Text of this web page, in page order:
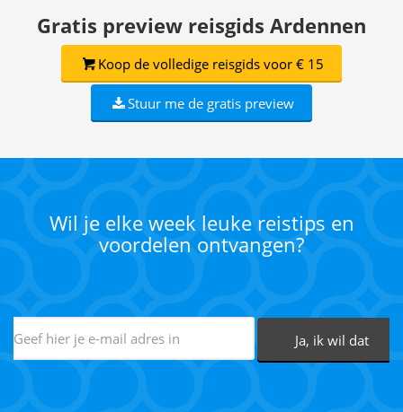
Gratis preview reisgids Ardennen
Koop de volledige reisgids voor € 15
Stuur me de gratis preview
Wil je elke week leuke reistips en
voordelen ontvangen?